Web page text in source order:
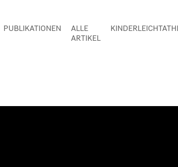
PUBLIKATIONEN
ALLE
ARTIKEL